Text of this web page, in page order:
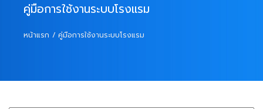
คู่มือการใช้งานระบบโรงแรม
หน้าแรก คู่มือการใช้งานระบบโรงแรม